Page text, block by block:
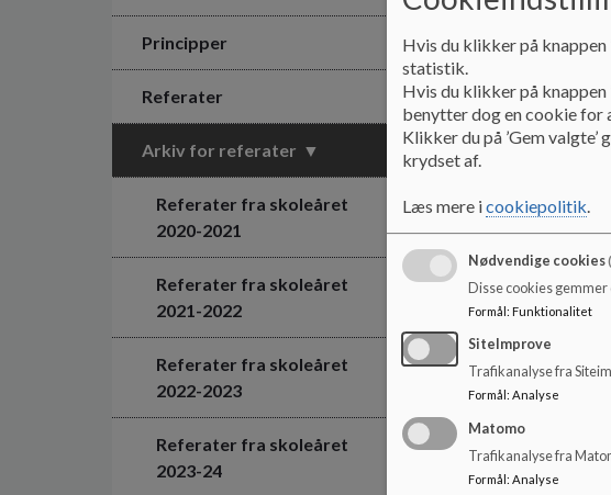
Principper
Referater
Arkiv for referater
Referater fra skoleåret
2020-2021
Referater fra skoleåret
2021-2022
Referater fra skoleåret
2022-2023
Referater fra skoleåret
2023-24
Referat
Hvis du klikker på
statistik.
Hvis du klikker på
benytter dog en cookie for
Klikker du på ’Gem
krydset af.
Læs mere icookiepolitik.
Nødvendige cookies
Disse cookies
Formål: Funktionalitet
SiteImprove
Trafikanalyse fra
Formål : Analyse
Matomo
Trafikanalyse fra
Formål : Analyse